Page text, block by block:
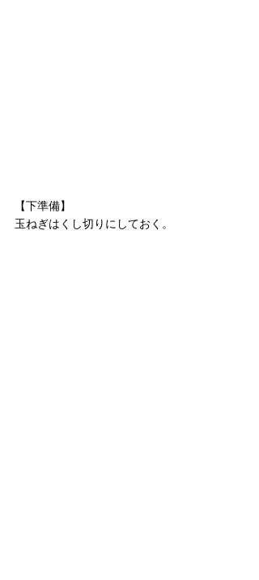
【下準備】
玉ねぎはくし切りにしておく。